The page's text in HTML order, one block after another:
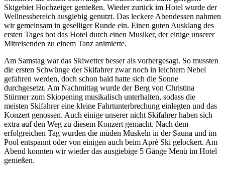
Skigebiet Hochzeiger genießen. Wieder zurück im Hotel wurde der
Wellnessbereich ausgiebig genutzt. Das leckere Abendessen nahmen
wir gemeinsam in geselliger Runde ein. Einen guten Ausklang des
ersten Tages bot das Hotel durch einen Musiker, der einige unserer
Mitreisenden zu einem Tanz animierte.
Am Samstag war das Skiwetter besser als vorhergesagt. So mussten
die ersten Schwünge der Skifahrer zwar noch in leichtem Nebel
gefahren werden, doch schon bald hatte sich die Sonne
durchgesetzt. Am Nachmittag wurde der Berg von Christina
Stürmer zum Skiopening musikalisch unterhalten, sodass die
meisten Skifahrer eine kleine Fahrtunterbrechung einlegten und das
Konzert genossen. Auch einige unserer nicht Skifahrer haben sich
extra auf den Weg zu diesem Konzert gemacht. Nach dem
erfolgreichen Tag wurden die müden Muskeln in der Sauna und im
Pool entspannt oder von einigen auch beim Aprè Ski gelockert. Am
Abend konnten wir wieder das ausgiebige 5 Gänge Menü im Hotel
genießen.